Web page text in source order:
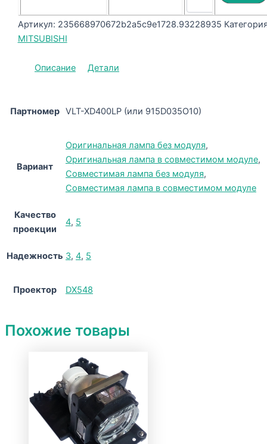
Артикул: 235668970672b2a5c9e1728.93228935
MITSUBISHI
Описание Детали
Партномер VLT-XD400LP (или 915D035O10)
Вариант
Оригинальная лампа без модуля,
Оригинальная лампа в совместимом модуле,
Совместимая лампа без модуля,
Совместимая лампа в совместимом модуле
Качество
проекции
4, 5
Надежность 3, 4, 5
Проектор DX548
Похожие товары